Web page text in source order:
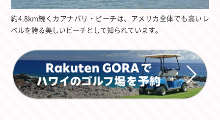
約4.8km続くカアナパリ・ビーチは、アメリカ全体でも高いレ
ベルを誇る美しいビーチとして知られています。